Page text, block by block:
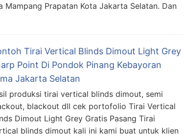
Mampang Prapatan Kota Jakarta Selatan. Dan
Tirai Vertical Blinds Dimout Light Grey
Point Di Pondok Pinang Kebayoran
Jakarta Selatan
produksi tirai vertical blinds dimout, semi
blackout dll cek portofolio Tirai Vertical
Dimout Light Grey Gratis Pasang Tirai
blinds dimout kali ini kami buat untuk klien